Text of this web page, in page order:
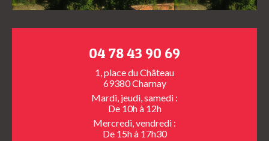
04 78 43 90 69
1, place du Château
69380 Charnay
Mardi, jeudi, samedi :
De 10h à 12h
Mercredi, vendredi :
De 15h à 17h30